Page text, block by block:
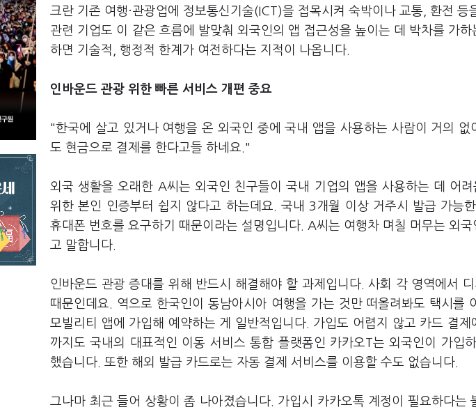
크란 기존 여행·관광업에 정보통신기술(ICT)을 접목시켜 숙박이나 교통, 환전 등
관련 기업도 이 같은 흐름에 발맞춰 외국인의 앱 접근성을 높이는 데 박차를 가
하면 기술적, 행정적 한계가 여전하다는 지적이 나옵니다.
인바운드 관광 위한 빠른 서비스 개편 중요
"한국에 살고 있거나 여행을 온 외국인 중에 국내 앱을 사용하는 사람이 거의 없
도 현금으로 결제를 한다고들 하네요."
외국 생활을 오래한 A씨는 외국인 친구들이 국내 기업의 앱을 사용하는 데 어
위한 본인 인증부터 쉽지 않다고 하는데요. 국내 3개월 이상 거주시 발급 가능
휴대폰 번호를 요구하기 때문이라는 설명입니다. A씨는 여행차 며칠 머무는 외
고 말합니다.
인바운드 관광 증대를 위해 반드시 해결해야 할 과제입니다. 사회 각 영역에서
때문인데요. 역으로 한국인이 동남아시아 여행을 가는 것만 떠올려봐도 택시를
모빌리티 앱에 가입해 예약하는 게 일반적입니다. 가입도 어렵지 않고 카드 결
까지도 국내의 대표적인 이동 서비스 통합 플랫폼인 카카오T는 외국인이 가입
했습니다. 또한 해외 발급 카드로는 자동 결제 서비스를 이용할 수도 없습니다.
그나마 최근 들어 상황이 좀 나아졌습니다. 가입시 카카오톡 계정이 필요하다는